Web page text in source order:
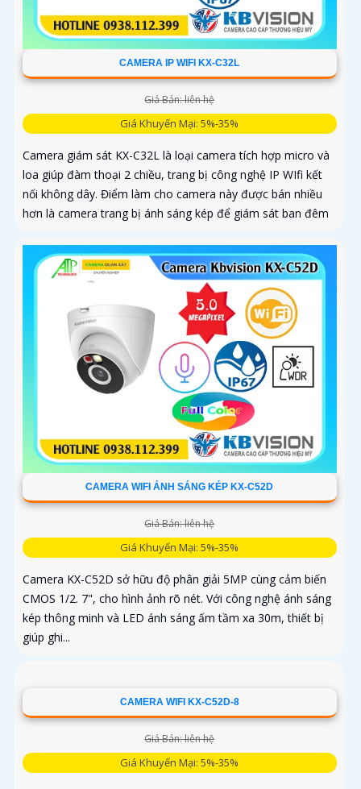
CAMERA IP WIFI KX-C32L
Giá Bán: liên hệ
Giá Khuyến Mại: 5%-35%
Camera giám sát KX-C32L là loại camera tích hợp micro và
loa giúp đàm thoại 2 chiều, trang bị công nghệ IP WIfi kết
nối không dây. Điểm làm cho camera này được bán nhiều
hơn là camera trang bị ánh sáng kép để giám sát ban đêm
CAMERA WIFI ÁNH SÁNG KÉP KX-C52D
Giá Bán: liên hệ
Giá Khuyến Mại: 5%-35%
Camera KX-C52D sở hữu độ phân giải 5MP cùng cảm biến
CMOS 1/2. 7", cho hình ảnh rõ nét. Với công nghệ ánh sáng
kép thông minh và LED ánh sáng ấm tầm xa 30m, thiết bị
giúp ghi...
CAMERA WIFI KX-C52D-8
Giá Bán: liên hệ
Giá Khuyến Mại: 5%-35%